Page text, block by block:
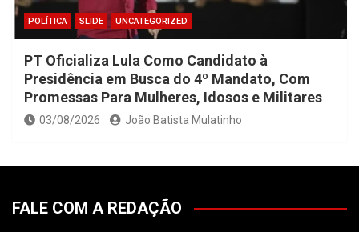
POLÍTICA SLIDE UNCATEGORIZED
PT Oficializa Lula Como Candidato à
Presidência em Busca do 4º Mandato, Com
Promessas Para Mulheres, Idosos e Militares
03/08/2026 João Batista Mulatinho
FALE COM A REDAÇÃO